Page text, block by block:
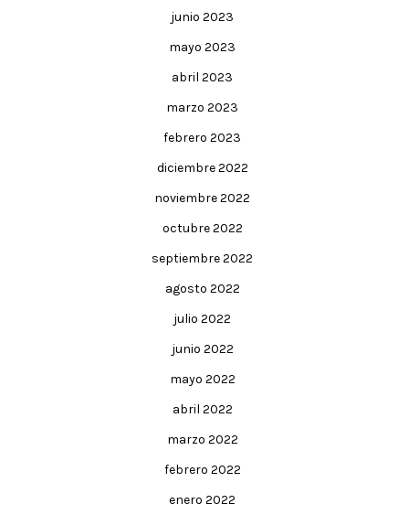
junio 2023
mayo 2023
abril 2023
marzo 2023
febrero 2023
diciembre 2022
noviembre 2022
octubre 2022
septiembre 2022
agosto 2022
julio 2022
junio 2022
mayo 2022
abril 2022
marzo 2022
febrero 2022
enero 2022